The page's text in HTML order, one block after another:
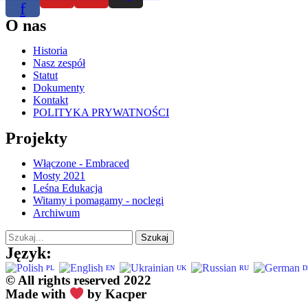
f
O nas
Historia
Nasz zespół
Statut
Dokumenty
Kontakt
POLITYKA PRYWATNOŚCI
Projekty
Włączone - Embraced
Mosty 2021
Leśna Edukacja
Witamy i pomagamy - noclegi
Archiwum
Szukaj
Język:
PL EN UK RU
© All rights reserved 2022
Made with
by Kacper